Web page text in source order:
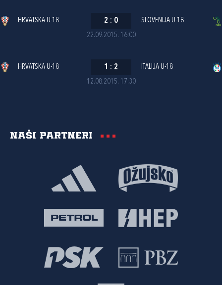
22.09.2015. 16:00
HRVATSKA U-18 2 : 0 SLOVENIJA U-18
12.08.2015. 17:30
HRVATSKA U-18 1 : 2 ITALIJA U-18
Naši partneri